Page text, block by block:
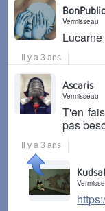
BonPublic
Vermisseau
Lucarne
Il y a 3 ans
Ascaris
Vermisseau
T'en
pas
Il y a 3 ans